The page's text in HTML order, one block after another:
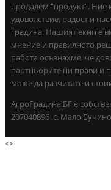
продадем "продукт". Ние
удоволствие, радост и
градина. Нашият екип е
мнение и правилното
работа осъзнахме, че
партньорите ни прави и
може да разчитате и
АгроГрадина.БГ е
207040896 ,с. Мало
<>